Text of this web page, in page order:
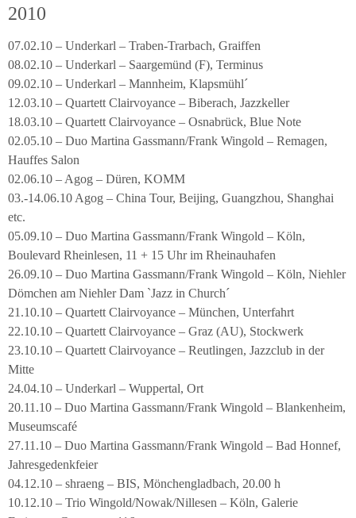
2010
07.02.10 – Underkarl – Traben-Trarbach, Graiffen
08.02.10 – Underkarl – Saargemünd (F), Terminus
09.02.10 – Underkarl – Mannheim, Klapsmühl´
12.03.10 – Quartett Clairvoyance – Biberach, Jazzkeller
18.03.10 – Quartett Clairvoyance – Osnabrück, Blue Note
02.05.10 – Duo Martina Gassmann/Frank Wingold – Remagen,
Hauffes Salon
02.06.10 – Agog – Düren, KOMM
03.-14.06.10 Agog – China Tour, Beijing, Guangzhou, Shanghai
etc.
05.09.10 – Duo Martina Gassmann/Frank Wingold – Köln,
Boulevard Rheinlesen, 11 + 15 Uhr im Rheinauhafen
26.09.10 – Duo Martina Gassmann/Frank Wingold – Köln, Niehler
Dömchen am Niehler Dam `Jazz in Church´
21.10.10 – Quartett Clairvoyance – München, Unterfahrt
22.10.10 – Quartett Clairvoyance – Graz (AU), Stockwerk
23.10.10 – Quartett Clairvoyance – Reutlingen, Jazzclub in der
Mitte
24.04.10 – Underkarl – Wuppertal, Ort
20.11.10 – Duo Martina Gassmann/Frank Wingold – Blankenheim,
Museumscafé
27.11.10 – Duo Martina Gassmann/Frank Wingold – Bad Honnef,
Jahresgedenkfeier
04.12.10 – shraeng – BIS, Mönchengladbach, 20.00 h
10.12.10 – Trio Wingold/Nowak/Nillesen – Köln, Galerie